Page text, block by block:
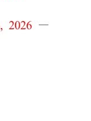
— Luke (@lucasjalyl)
2026